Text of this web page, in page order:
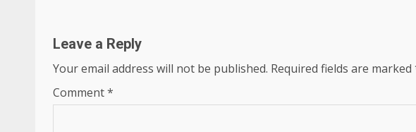
Leave a Reply
Your email address will not be published. Required fields are marked
Comment*